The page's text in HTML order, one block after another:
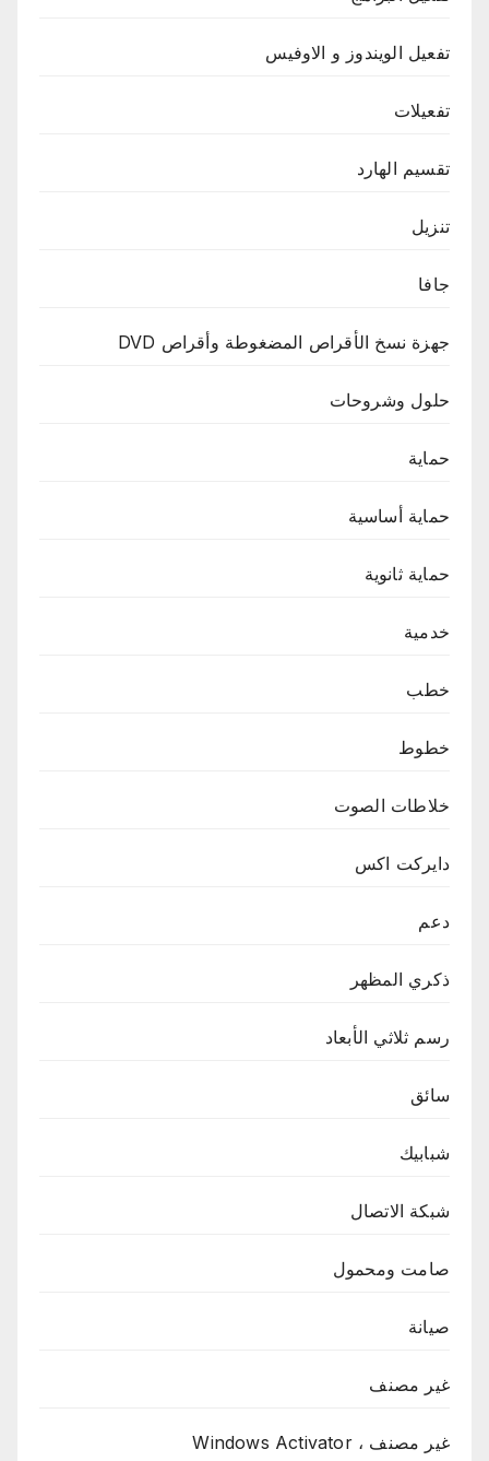
تفعيل الويندوز و الاوفيس
تفعيلات
تقسيم الهارد
تنزيل
جافا
جهزة نسخ الأقراص المضغوطة وأقراص DVD
حلول وشروحات
حماية
حماية أساسية
حماية ثانوية
خدمية
خطب
خطوط
خلاطات الصوت
دايركت اكس
دعم
ذكري المظهر
رسم ثلاثي الأبعاد
سائق
شبابيك
شبكة الاتصال
صامت ومحمول
صيانة
غير مصنف
غير مصنف ، Windows Activator